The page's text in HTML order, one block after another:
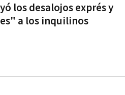
los desalojos exprés y
a los inquilinos